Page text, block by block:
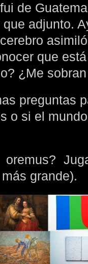
de
adjunto.
que
¿Me
preguntas
o si el
grande).